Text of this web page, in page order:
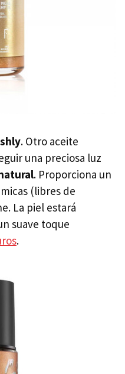
. Otro aceite
una preciosa luz
. Proporciona un
(libres de
La piel estará
suave toque
.